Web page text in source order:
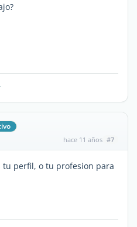
hace 11 años #7
tu perfil, o tu profesion para